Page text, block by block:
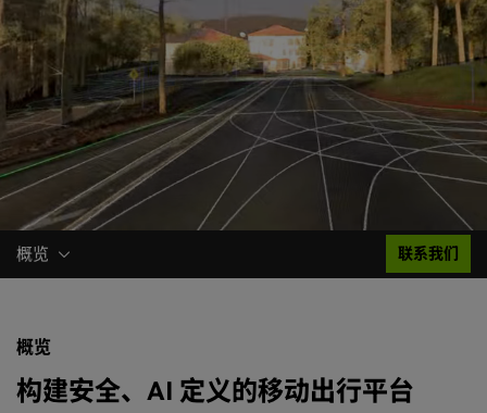
概览 联系我们
概览
构建安全、AI 定义的移动出行平台